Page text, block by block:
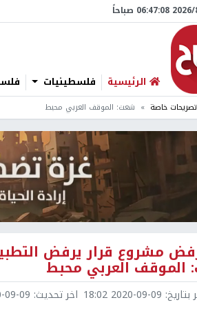
الرئيسية فلسطينيات
تصريحات خاصة شعث: الموقف العربي محبط
مشروع قرار يرفض
العربي محبط
2020-09-09 18:02 اخر تحديث: 09 19:46